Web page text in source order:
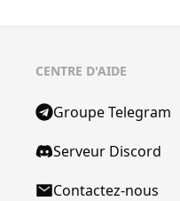
CENTRE D'AIDE
Groupe Telegram
Serveur Discord
Contactez-nous